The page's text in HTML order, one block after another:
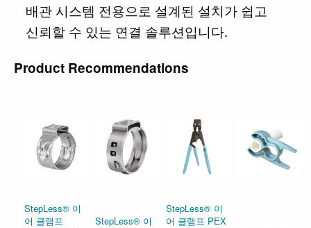
배관 시스템 전용으로 설계된 설치가 쉽고
신뢰할 수 있는 연결 솔루션입니다.
Product Recommendations
StepLess® 이
어 클램프
StepLess® 이
StepLess® 이
어 클램프 PEX